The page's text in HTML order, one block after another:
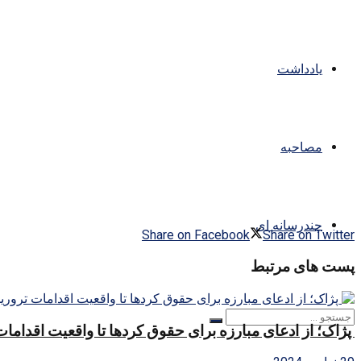
یادداشت
مصاحبه
چندرسانه ای
Share on Facebook Share on Twitter
پست های مرتبط
پژاک؛ از ادعای مبارزه برای حقوق کردها تا واقعیت